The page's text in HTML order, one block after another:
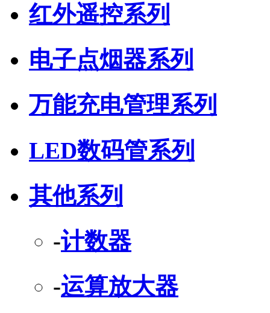
红外遥控系列
电子点烟器系列
万能充电管理系列
LED数码管系列
其他系列
-计数器
-运算放大器